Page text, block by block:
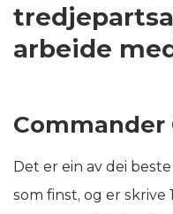
arbeide
Commander
Det er ein av dei
som finst, og er skrive